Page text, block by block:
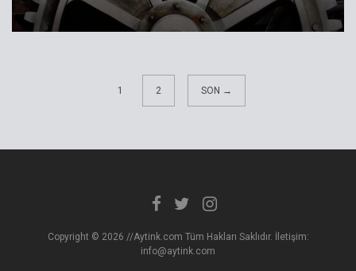
1 2 SON →
Copyright © 2026 //Aytink.com Tüm Hakları Saklıdır. İletişim:
info@aytink.com